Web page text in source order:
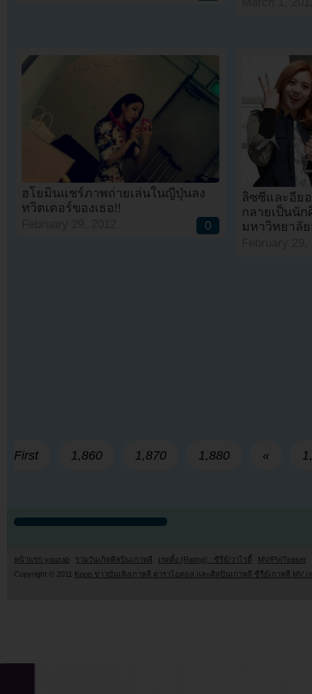
ฮโยมินแชร์ภาพถ่ายเล่นในญี่ปุ่นลง
ทวิตเตอร์ของเธอ!!
0
ลิซซี่และอียอ
กลายเป็นนั
มหาวิทยาลั
First 1,860 1,870 1,880 «
หน้าแรก youzab รวมวันเกิดศิลปินเกาหลี เรตติ้ง (Rating) : ซีรี่ย์/วาไรตี้
MV/PV/Teaser
Copyright © 2011 Kpop ข่าวบันเทิงเกาหลี ดาราไอดอล และศิลปินเกาหลี ซีรี่ย์เกาหลี MV